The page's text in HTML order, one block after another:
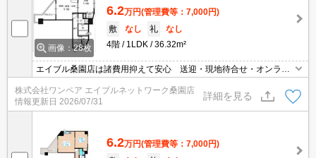
画像：28枚
6.2万円(管理費等：7,000円)
敷
なし 礼
なし
4階
1LDK 36.32m²
エイブル桑園店は諸費用抑えて安心 送迎・現地待合せ・オンライ
ン対応 個室相談 当店未掲載物件もご紹介
株式会社ワンペア エイブルネットワーク桑園店
情報更新日 2026/07/31
詳細を見る
6.2万円(管理費等：7,000円)